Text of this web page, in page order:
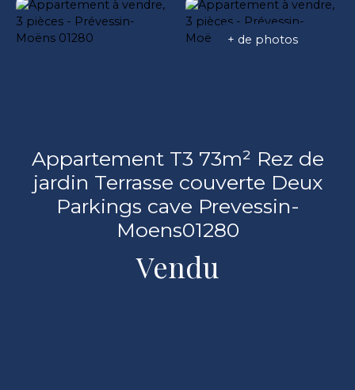
+ de photos
Appartement T3 73m² Rez de
jardin Terrasse couverte Deux
Parkings cave Prevessin-
Moens01280
Vendu